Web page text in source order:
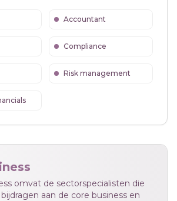
Accountant
Compliance
Risk management
omvat de sectorspecialisten die
aan de core business en